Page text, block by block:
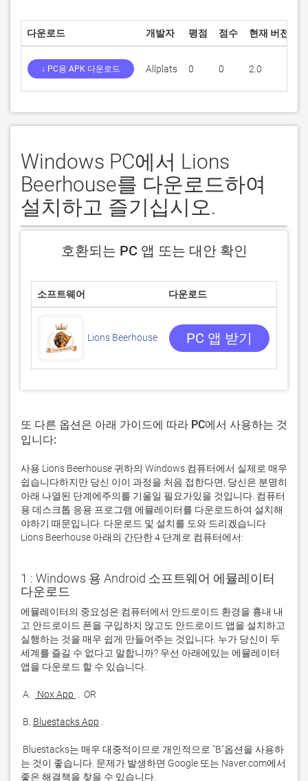
다운로드 개발자 평점 점수 현재 버전
↓ PC용 APK 다운로드 Allplats 0 0 2.0
Windows PC에서 Lions
Beerhouse를 다운로드하여
설치하고 즐기십시오.
호환되는 PC 앱 또는 대안 확인
소프트웨어 다운로드
Lions Beerhouse PC 앱 받기
또 다른 옵션은 아래 가이드에 따라 PC에서 사용하는 것
입니다:
사용 Lions Beerhouse 귀하의 Windows 컴퓨터에서 실제로 매우
쉽습니다하지만 당신 이이 과정을 처음 접한다면, 당신은 분명히
아래 나열된 단계에주의를 기울일 필요가있을 것입니다. 컴퓨터
용 데스크톱 응용 프로그램 에뮬레이터를 다운로드하여 설치해
야하기 때문입니다. 다운로드 및 설치를 도와 드리겠습니다
Lions Beerhouse 아래의 간단한 4 단계로 컴퓨터에서:
1 : Windows 용 Android 소프트웨어 에뮬레이터
다운로드
에뮬레이터의 중요성은 컴퓨터에서 안드로이드 환경을 흉내 내
고 안드로이드 폰을 구입하지 않고도 안드로이드 앱을 설치하고
실행하는 것을 매우 쉽게 만들어주는 것입니다. 누가 당신이 두
세계를 즐길 수 없다고 말합니까? 우선 아래에있는 에뮬레이터
A. Nox App
B. Bluestacks App
는 것이 좋습니다. 문제가 발생하면 Google 또는 Naver.com에서
좋은 해결책을 찾을 수 있습니다.